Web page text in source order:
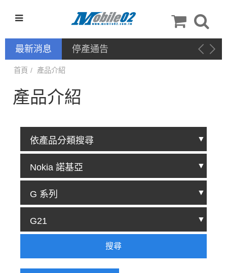
最新消息 停產通告
首頁 產品介紹
產品介紹
搜尋